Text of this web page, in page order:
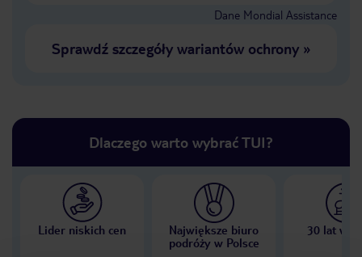
Dane Mondial Assistance
Sprawdź szczegóły wariantów ochrony»
Dlaczego warto wybrać TUI?
Lider niskich cen
Największe biuro
podróży w Polsce
30 lat w